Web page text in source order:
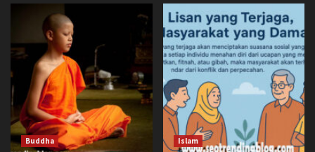
Buddha Islam